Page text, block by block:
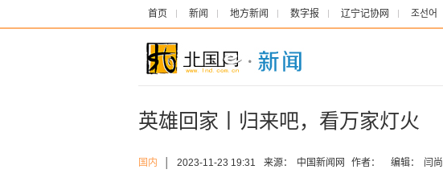
首页 新闻 地方新闻 数字报 辽宁记协网 조선어
英雄回家丨归来吧，看万家灯火
国内 2023-11-23 19:31 来源： 中国新闻网 作者： 编辑： 闫尚